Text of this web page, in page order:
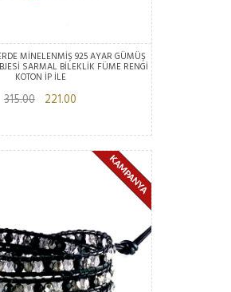
MİNELENMİŞ 925 AYAR GÜMÜŞ
SARMAL BİLEKLİK FÜME RENGİ
KOTON İP İLE
315.00 221.00